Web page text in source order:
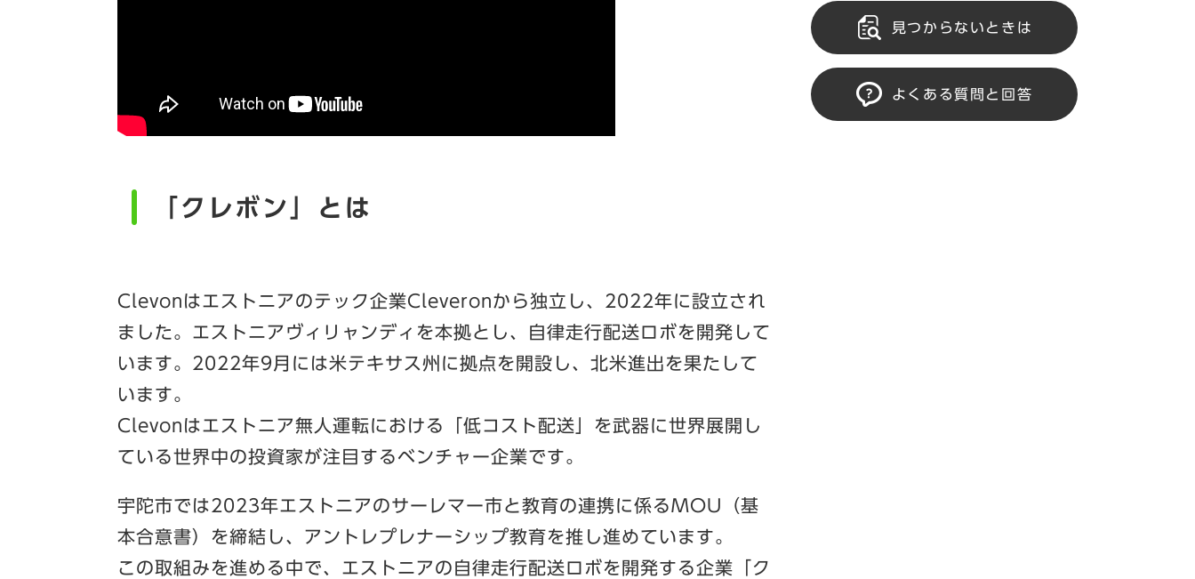
「クレボン」とは
Clevonはエストニアのテック企業Cleveronから独立し、2022年に設立され
ました。エストニアヴィリャンディを本拠とし、自律走行配送ロボを開発して
います。2022年9月には米テキサス州に拠点を開設し、北米進出を果たして
います。
Clevonはエストニア無人運転における「低コスト配送」を武器に世界展開し
ている世界中の投資家が注目するベンチャー企業です。
宇陀市では2023年エストニアのサーレマー市と教育の連携に係るMOU（基
本合意書）を締結し、アントレプレナーシップ教育を推し進めています。
この取組みを進める中で、エストニアの自律走行配送ロボを開発する企業「ク
見つからないときは
よくある質問と回答